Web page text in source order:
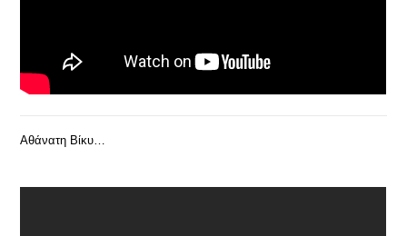
Αθάνατη Βίκυ…